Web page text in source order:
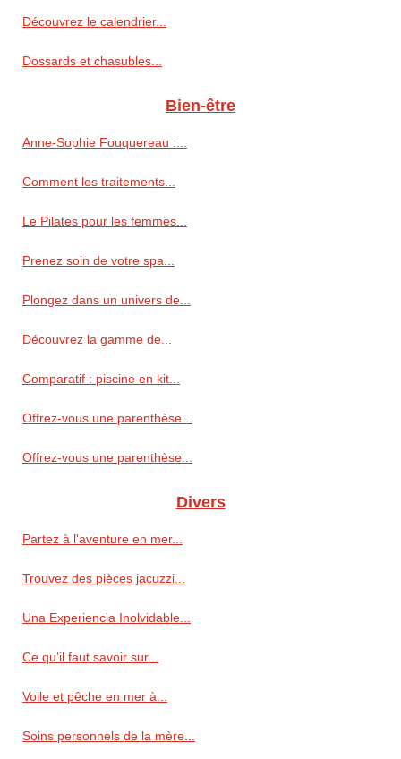
Découvrez le calendrier...
Dossards et chasubles...
Bien-être
Anne‑Sophie Fouquereau :...
Comment les traitements...
Le Pilates pour les femmes...
Prenez soin de votre spa...
Plongez dans un univers de...
Découvrez la gamme de...
Comparatif : piscine en kit...
Offrez-vous une parenthèse...
Offrez-vous une parenthèse...
Divers
Partez à l'aventure en mer...
Trouvez des pièces jacuzzi...
Una Experiencia Inolvidable...
Ce qu’il faut savoir sur...
Voile et pêche en mer à...
Soins personnels de la mère...